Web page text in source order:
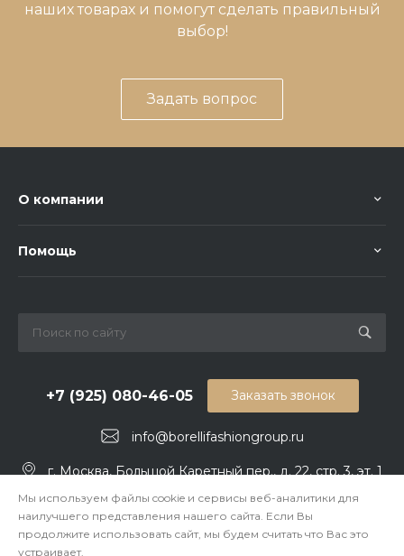
наших товарах и помогут сделать правильный
выбор!
Задать вопрос
О компании
Помощь
+7 (925) 080-46-05
info@borellifashiongroup.ru
Заказать звонок
г. Москва, Большой Каретный пер., д. 22, стр. 3, эт. 1
Мы используем файлы cookie и сервисы веб-аналитики для
наилучшего представления нашего сайта. Если Вы
продолжите использовать сайт, мы будем считать что Вас это
устраивает.